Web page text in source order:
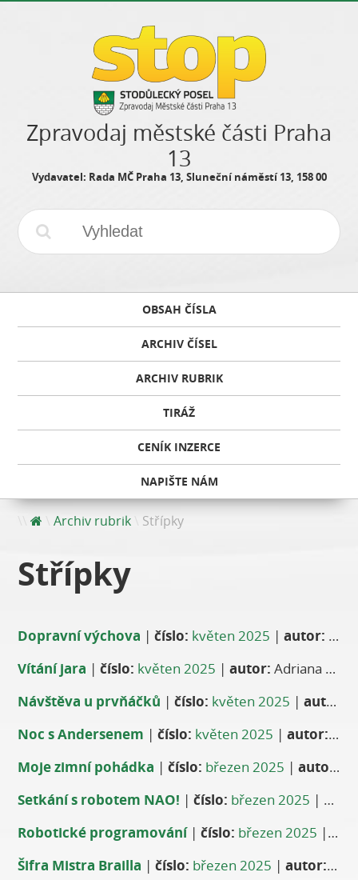
Zpravodaj městské části Praha
13
Vydavatel: Rada MČ Praha 13, Sluneční náměstí 13, 158 00
OBSAH ČÍSLA
ARCHIV ČÍSEL
ARCHIV RUBRIK
TIRÁŽ
CENÍK INZERCE
NAPIŠTE NÁM
Archiv rubrik Střípky
Střípky
Dopravní výchova |číslo: květen 2025 |autor:
Vítání jara |číslo: květen 2025 |autor: Adriana Hlavačková
Návštěva u prvňáčků |číslo: květen 2025 |autor:
Noc s Andersenem |číslo: květen 2025 |autor:
Moje zimní pohádka |číslo: březen 2025 |autor:
Setkání s robotem NAO! |číslo: březen 2025 |
Robotické programování|číslo: březen 2025 |
Šifra Mistra Brailla |číslo: březen 2025 |autor:MŠ